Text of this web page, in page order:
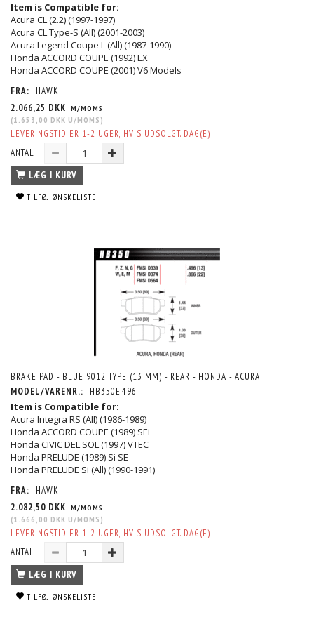
Item is Compatible for:
Acura CL (2.2) (1997-1997)
Acura CL Type-S (All) (2001-2003)
Acura Legend Coupe L (All) (1987-1990)
Honda ACCORD COUPE (1992) EX
Honda ACCORD COUPE (2001) V6 Models
FRA:
HAWK
2.066,25 DKK M/MOMS
(1.653,00 DKK U/MOMS )
LEVERINGSTID ER 1-2 UGER, HVIS UDSOLGT. DAG(E)
ANTAL
LÆG I KURV
TILFØJ ØNSKELISTE
BRAKE PAD - BLUE 9012 TYPE (13 MM) - REAR - HONDA - ACURA
MODEL/VARENR.:
HB350E.496
Item is Compatible for:
Acura Integra RS (All) (1986-1989)
Honda ACCORD COUPE (1989) SEi
Honda CIVIC DEL SOL (1997) VTEC
Honda PRELUDE (1989) Si SE
Honda PRELUDE Si (All) (1990-1991)
FRA:
HAWK
2.082,50 DKK M/MOMS
(1.666,00 DKK U/MOMS )
LEVERINGSTID ER 1-2 UGER, HVIS UDSOLGT. DAG(E)
ANTAL
LÆG I KURV
TILFØJ ØNSKELISTE